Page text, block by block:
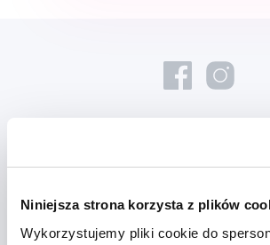
Niniejsza strona korzysta z plików
Wykorzystujemy pliki cookie do